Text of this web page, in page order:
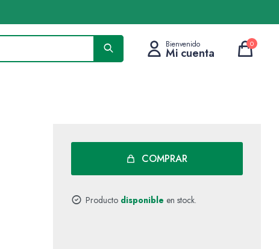
0
COMPRAR
Producto disponible en stock.